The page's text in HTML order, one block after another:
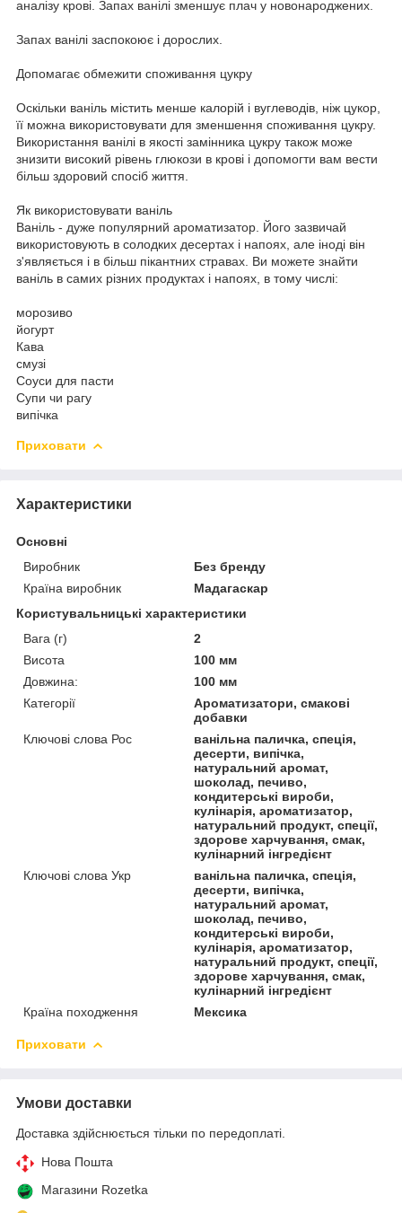
аналізу крові. Запах ванілі зменшує плач у новонароджених.
Запах ванілі заспокоює і дорослих.
Допомагає обмежити споживання цукру
Оскільки ваніль містить менше калорій і вуглеводів, ніж цукор,
її можна використовувати для зменшення споживання цукру.
Використання ванілі в якості замінника цукру також може
знизити високий рівень глюкози в крові і допомогти вам вести
більш здоровий спосіб життя.
Як використовувати ваніль
Ваніль - дуже популярний ароматизатор. Його зазвичай
використовують в солодких десертах і напоях, але іноді він
з'являється і в більш пікантних стравах. Ви можете знайти
ваніль в самих різних продуктах і напоях, в тому числі:
морозиво
йогурт
Кава
смузі
Соуси для пасти
Супи чи рагу
випічка
Приховати
Характеристики
Основні
Виробник
Без бренду
Країна виробник
Мадагаскар
Користувальницькі характеристики
Вага (г)
2
Висота
100 мм
Довжина:
100 мм
Категорії
Ароматизатори, смакові
добавки
Ключові слова Рос
ванільна паличка, спеція,
десерти, випічка,
натуральний аромат,
шоколад, печиво,
кондитерські вироби,
кулінарія, ароматизатор,
натуральний продукт, спеції,
здорове харчування, смак,
кулінарний інгредієнт
Ключові слова Укр
ванільна паличка, спеція,
десерти, випічка,
натуральний аромат,
шоколад, печиво,
кондитерські вироби,
кулінарія, ароматизатор,
натуральний продукт, спеції,
здорове харчування, смак,
кулінарний інгредієнт
Країна походження
Мексика
Приховати
Умови доставки
Доставка здійснюється тільки по передоплаті.
Нова Пошта
Магазини Rozetka